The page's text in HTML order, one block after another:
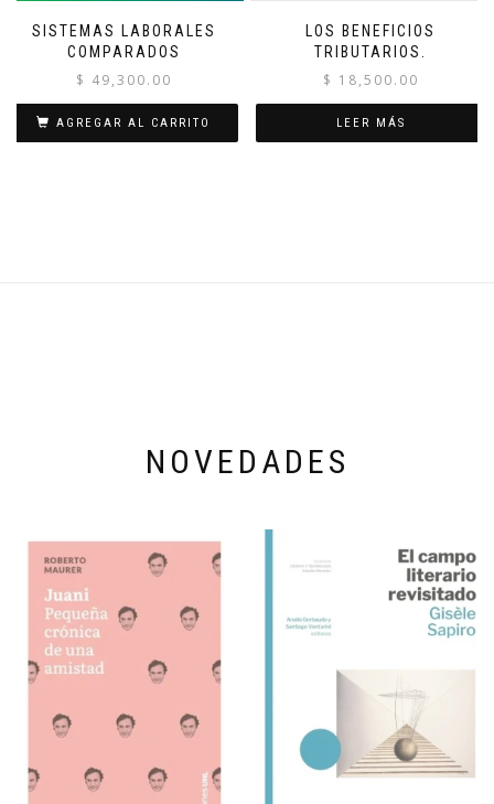
SISTEMAS LABORALES
COMPARADOS
$ 49,300.00
AGREGAR AL CARRITO
LOS BENEFICIOS
TRIBUTARIOS.
$ 18,500.00
LEER MÁS
NOVEDADES